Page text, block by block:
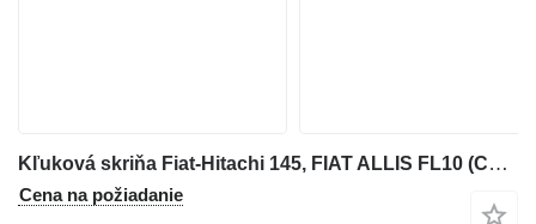
Kľuková skriňa Fiat-Hitachi 145, FIAT ALLIS FL10 (CARTER) na buldozéra Fiat-Hitachi 145
Cena na požiadanie